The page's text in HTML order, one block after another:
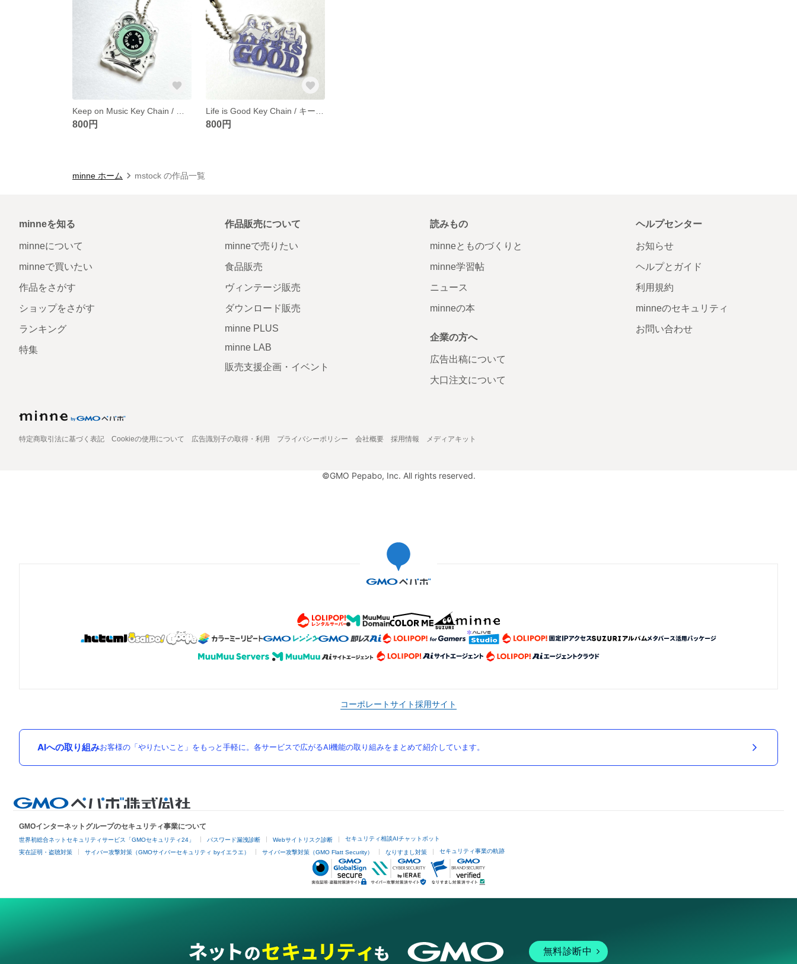
800円 800円
minne ホーム mstock の作品一覧
minneを知る
minneについて
minneで買いたい
作品をさがす
ショップをさがす
ランキング
特集
作品販売について
minneで売りたい
食品販売
ヴィンテージ販売
ダウンロード販売
minne PLUS
minne LAB
販売支援企画・イベント
読みもの
minneとものづくりと
minne学習帖
ニュース
minneの本
企業の方へ
広告出稿について
大口注文について
ヘルプセンター
お知らせ
ヘルプとガイド
利用規約
minneのセキュリティ
お問い合わせ
特定商取引法に基づく表記 Cookieの使用について 広告識別子の取得・利用 プライバシーポリシー 会社概要 採用情報 メディアキット
©GMO Pepabo, Inc. All rights reserved.
コーポレートサイト採用サイト
AIへの取り組みお客様の「やりたいこと」をもっと手軽に。各サービスで広がるAI機能の取り組みをまとめて紹介しています。
GMOインターネットグループのセキュリティ事業について
世界初総合ネットセキュリティサービス「GMOセキュリティ24」 パスワード漏洩診断 Webサイトリスク診断 セキュリティ相談AIチャットボット
実在証明・盗聴対策 サイバー攻撃対策（GMOサイバーセキュリティ byイエラエ） サイバー攻撃対策（GMO Flatt Security） なりすまし対策 セキュリティ事業の軌跡
無料診断中